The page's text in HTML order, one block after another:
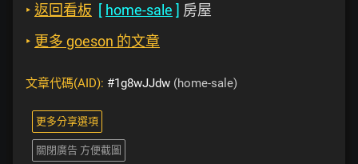
‣ 返回看板 [ home-sale ] 房屋
‣ 更多 goeson 的文章
文章代碼(AID): #1g8wJJdw (home-sale)
更多分享選項
關閉廣告 方便截圖